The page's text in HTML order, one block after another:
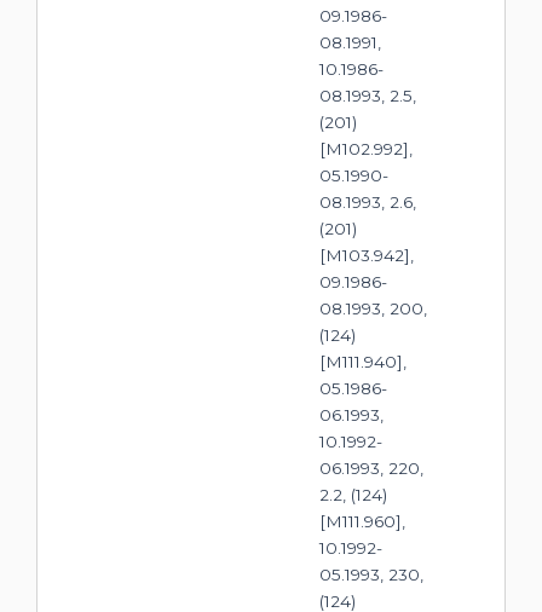
09.1986-
08.1991,
10.1986-
08.1993, 2.5,
(201)
[M102.992],
05.1990-
08.1993, 2.6,
(201)
[M103.942],
09.1986-
08.1993, 200,
(124)
[M111.940],
05.1986-
06.1993,
10.1992-
06.1993, 220,
2.2, (124)
[M111.960],
10.1992-
05.1993, 230,
(124)